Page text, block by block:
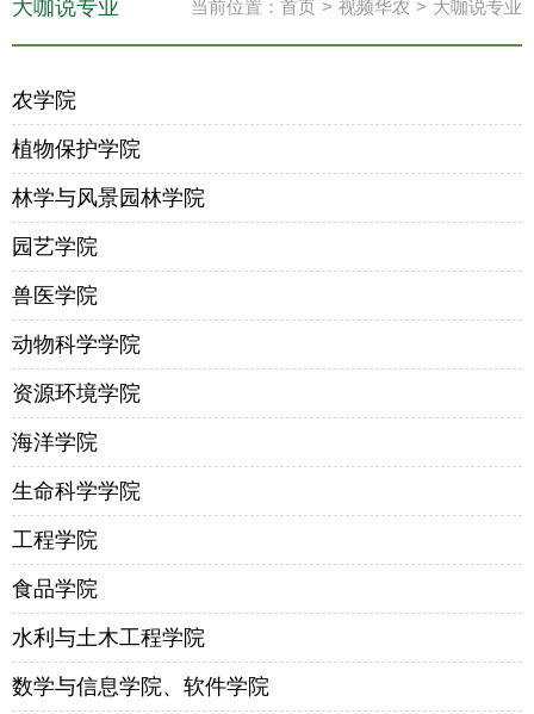
当前位置： 首页 > 视频华农 > 大咖说专业
大咖说专业
农学院
植物保护学院
林学与风景园林学院
园艺学院
兽医学院
动物科学学院
资源环境学院
海洋学院
生命科学学院
工程学院
食品学院
水利与土木工程学院
数学与信息学院、软件学院